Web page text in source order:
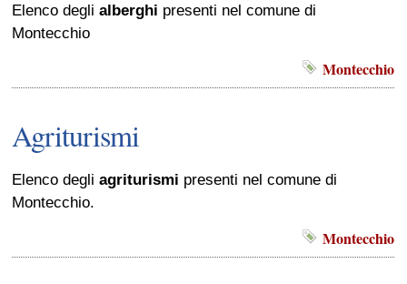
Elenco deglialberghi presenti nel comune di
Montecchio
Montecchio
Agriturismi
Elenco degliagriturismi presenti nel comune di
Montecchio.
Montecchio